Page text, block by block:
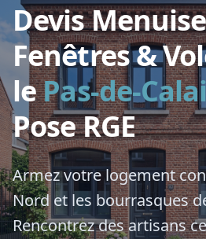
Devis
Fenêtres &
lePas-de-
Pose RGE
Armez votre logement
Nord et les bourrasques
Rencontrez des artisans